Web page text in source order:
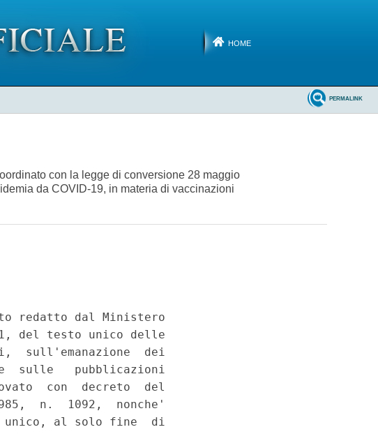
HOME
PERMALINK
con la legge di conversione 28 maggio
da COVID-19, in materia di vaccinazioni